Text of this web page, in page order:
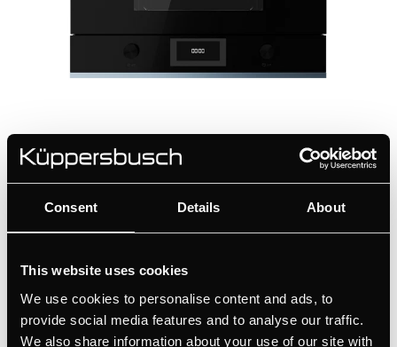
Consent Details About
This website uses cookies
We use cookies to personalise content and ads, to
provide social media features and to analyse our traffic.
We also share information about your use of our site with
MR6330.0S
Compacte magnetron met 6 functies en grill -
38 cm nishoogte en rechtsdraaiende deur
Concept Design
Eenvoudige bediening via hoogwaardige
aluminium draaiknoppen